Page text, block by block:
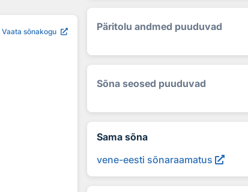
Vaata sõnakogu Päritolu andmed puuduvad
Sõna seosed puuduvad
Sama sõna
vene-eesti sõnaraamatus